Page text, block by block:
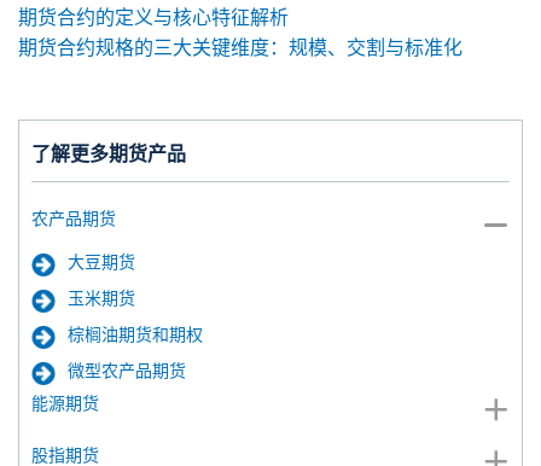
了解更多期货产品
农产品期货
大豆期货
玉米期货
棕榈油期货和期权
微型农产品期货
能源期货
股指期货
期货合约的定义与核心特征解析
期货合约规格的三大关键维度：规模、交割与标准化